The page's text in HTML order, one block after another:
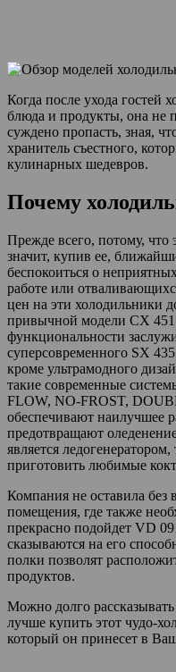
Когда после ухода гостей
блюда и продукты, она не
суждено пропасть, зная,
хранитель съестного,
кулинарных шедевров.
Почему
Прежде всего, потому, что
значит, купив ее,
беспокоиться о
работе или
цен на эти холодильники
привычной модели CX 451
функциональности
суперсовременного SX
кроме ультрамодного
такие современные
FLOW, NO-FROST,
обеспечивают наилучшее
предотвращают
является
приготовить любимые
Компания не оставила
помещения, где также
прекрасно подойдет VD
сказываются на его
полки позволят
продуктов.
Можно долго
лучше купить этот чудо-
который он принесет в